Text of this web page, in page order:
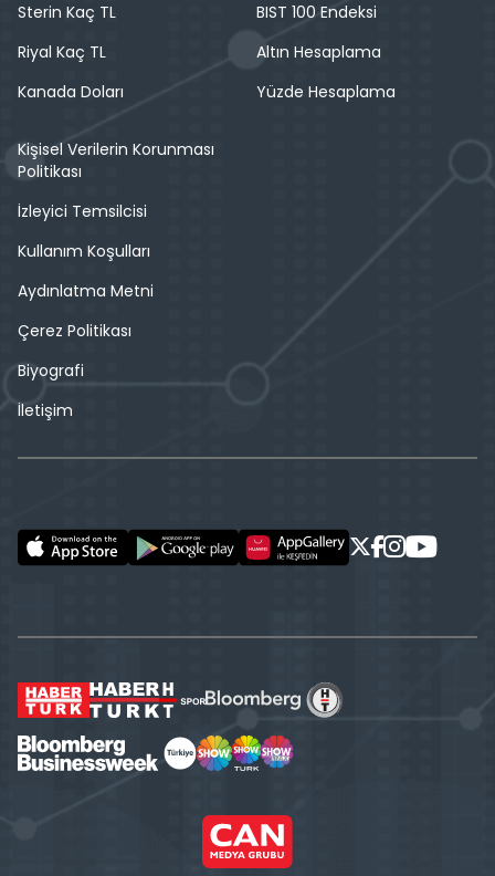
Sterin Kaç TL
Riyal Kaç TL
Kanada Doları
BIST 100 Endeksi
Altın Hesaplama
Yüzde Hesaplama
Kişisel Verilerin Korunması
Politikası
İzleyici Temsilcisi
Kullanım Koşulları
Aydınlatma Metni
Çerez Politikası
Biyografi
İletişim